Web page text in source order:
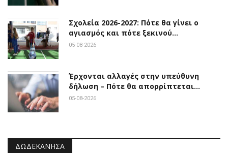
Σχολεία 2026-2027: Πότε θα γίνει ο
αγιασμός και πότε ξεκινού…
05-08-2026
Έρχονται αλλαγές στην υπεύθυνη
δήλωση – Πότε θα απορρίπτεται…
05-08-2026
ΔΩΔΕΚΆΝΗΣΑ